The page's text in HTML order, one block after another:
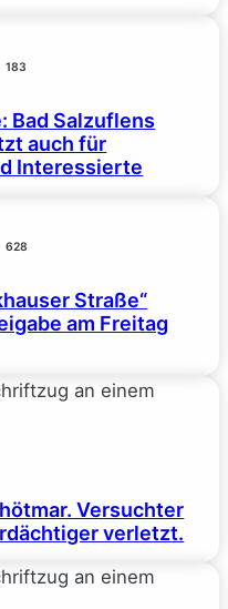
183
Bad Salzuflens
auch für
Interessierte
628
Straße“
am Freitag
Versuchter
verletzt.